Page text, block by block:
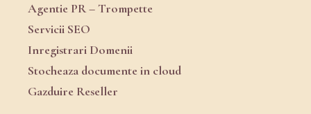
Agentie PR – Trompette
Servicii SEO
Inregistrari Domenii
Stocheaza documente in cloud
Gazduire Reseller